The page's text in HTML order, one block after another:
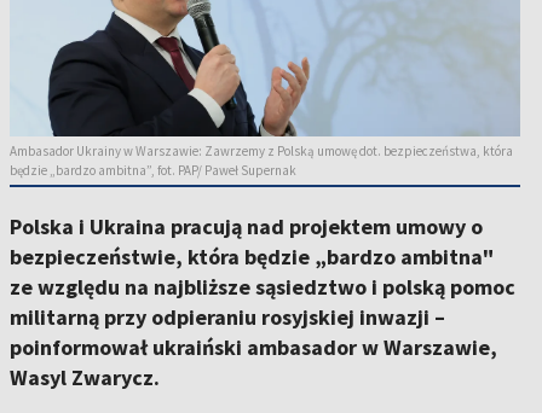
Ambasador Ukrainy w Warszawie: Zawrzemy z Polską umowę dot. bezpieczeństwa, która
będzie „bardzo ambitna”, fot. PAP/ Paweł Supernak
Polska i Ukraina pracują nad projektem umowy o
bezpieczeństwie, która będzie „bardzo ambitna"
ze względu na najbliższe sąsiedztwo i polską pomoc
militarną przy odpieraniu rosyjskiej inwazji –
poinformował ukraiński ambasador w Warszawie,
Wasyl Zwarycz.